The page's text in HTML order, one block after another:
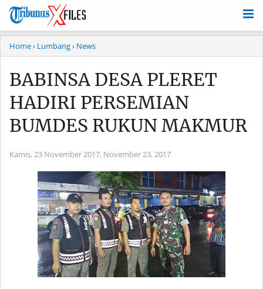
Home› Lumbang› News
BABINSA DESA PLERET
HADIRI PERSEMIAN
BUMDES RUKUN MAKMUR
Kamis, 23 November 2017, November 23, 2017